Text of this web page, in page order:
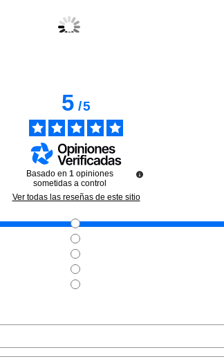
HUGO BOSS
34.99€
5/5
Basado en 1 opiniones
sometidas a control
Ver todas las reseñas de este sitio